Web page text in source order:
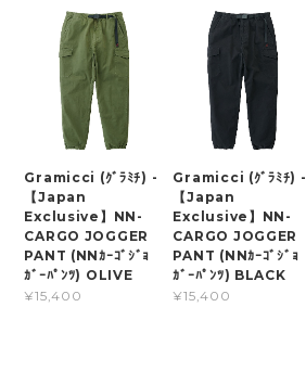
Gramicci (ｸﾞﾗﾐﾁ) -
【Japan
Exclusive】NN-
CARGO JOGGER
PANT (NNｶｰｺﾞｼﾞｮ
ｶﾞｰﾊﾟﾝﾂ) OLIVE
¥15,400
Gramicci (ｸﾞﾗﾐﾁ) -
【Japan
Exclusive】NN-
CARGO JOGGER
PANT (NNｶｰｺﾞｼﾞｮ
ｶﾞｰﾊﾟﾝﾂ) BLACK
¥15,400